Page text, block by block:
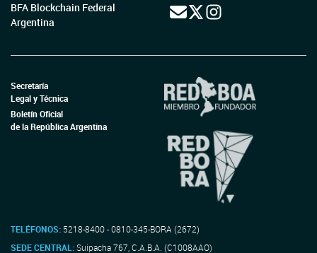
BFA Blockchain Federal
Argentina
Secretaría
Legal y Técnica
Boletín Oficial
de la República Argentina
TELÉFONOS: 5218-8400 - 0810-345-BORA (2672)
SEDE CENTRAL:Suipacha 767, C.A.B.A. (C1008AAO)